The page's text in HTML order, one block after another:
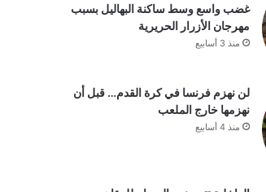
غضب واسع وسط ساكنة البهاليل بسبب
مهرجان الأزرار الحريرية
منذ 3 أسابيع
لن نهزم فرنسا في كرة القدم… قبل أن
نهزمها خارج الملعب
منذ 4 أسابيع